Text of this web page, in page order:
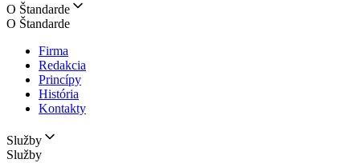
O Štandarde
O Štandarde
Firma
Redakcia
Princípy
História
Kontakty
Služby
Služby